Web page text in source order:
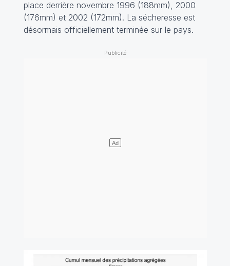
place derrière novembre 1996 (188mm), 2000
(176mm) et 2002 (172mm). La sécheresse est
désormais officiellement terminée sur le pays.